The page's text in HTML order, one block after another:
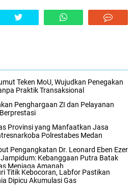
Teken MoU, Wujudkan Penegakan
Praktik Transaksional
Penghargaan ZI dan Pelayanan
Provinsi yang Manfaatkan Jasa
Polrestabes Medan
Pengangkatan Dr. Leonard Eben Ezer
Kebanggaan Putra Batak
Menjaga Amanah
Titik Kebocoran, Labfor Pastikan
Dipicu Akumulasi Gas